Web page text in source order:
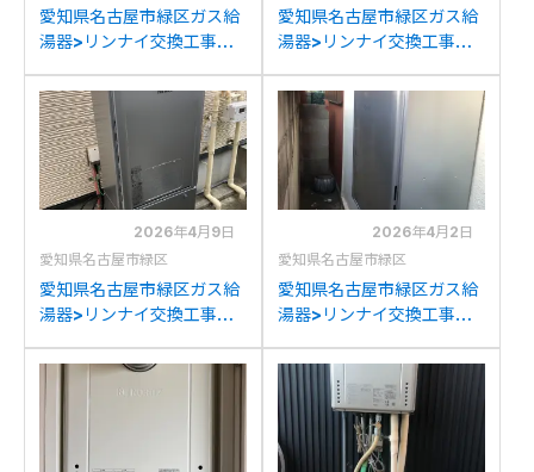
愛知県名古屋市緑区ガス給
湯器>リンナイ交換工事施
C2446SAWXDからリン
ナイRUF-K2406SAW(A)
への交換
愛知県名古屋市緑区ガス給
湯器>リンナイ交換工事施
K2401SAW(A)からリンナ
イRUF-K2406SAW(A)へ
の交換
2026年4月9日
愛知県名古屋市緑区
愛知県名古屋市緑区ガス給
湯器>リンナイ交換工事施
4203ARS-SW6Qからリ
ンナイRUFH-
2026年4月2日
愛知県名古屋市緑区
愛知県名古屋市緑区ガス給
湯器>リンナイ交換工事施
2008SAWからリンナイ
RUF-K2406SAW(A)への
交換